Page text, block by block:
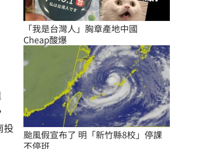
投
「我是台灣人」胸章產地中國
Cheap酸爆
颱風假宣布了 明「新竹縣8校」停課
不停班